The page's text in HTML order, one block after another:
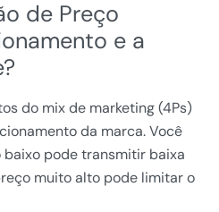
de Preço
e a
do mix de marketing (4Ps)
da marca. Você
pode transmitir baixa
muito alto pode limitar o